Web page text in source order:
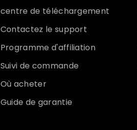
centre de téléchargement
Contactez le support
Programme d'affiliation
Suivi de commande
Où acheter
Guide de garantie